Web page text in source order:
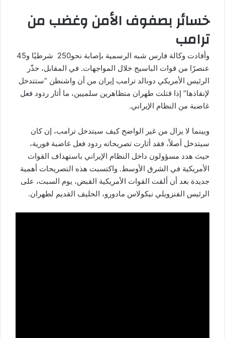
خسائر بصفوف الأمن وغضب من
ترامب
وأفادت وكالة فارس شبه الرسمية بإصابة نحو250 شرطيًا و45
عنصرًا من قوات الباسيج خلال المواجهات. في المقابل، حذّر
الرئيس الأمريكي دونالد ترامب إيران من أن واشنطن “ستتدخل
لإنقاذها” إذا قتلت طهران متظاهرين سلميين، ما أثار ردود فعل
غاضبة من النظام الإيراني.
وبينما لا يزال من غير الواضح كيف سيتدخل ترامب، إن كان
سيتدخل أصلاً، فقد أثارت تصريحاته ردود فعل غاضبة فورية،
حيث هدد مسؤولون داخل النظام الإيراني باستهداف القوات
الأمريكية في الشرق الأوسط. واكتسبت هذه التصريحات أهمية
جديدة بعد أن ألقت القوات الأمريكية القبض، يوم السبت، على
الرئيس الفنزويلي نيكولاس مادورو، الحليف القديم لطهران.